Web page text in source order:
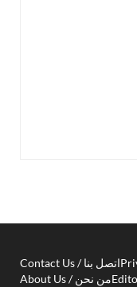
اتصل بنا / Contact Us
من نحن / About Us